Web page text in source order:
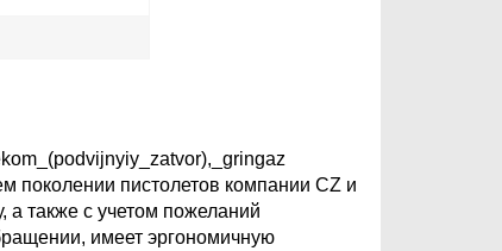
поколении пистолетов компании CZ и
также с учетом пожеланий
имеет эргономичную